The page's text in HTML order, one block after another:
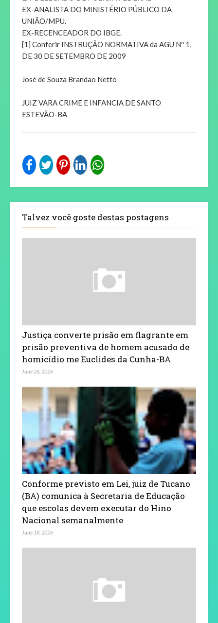
EX-ANALISTA DO MINISTÉRIO PÚBLICO DA
UNIÃO/MPU.
EX-RECENCEADOR DO IBGE.
[1] Conferir INSTRUÇÃO NORMATIVA da AGU Nº 1,
DE 30 DE SETEMBRO DE 2009
José de Souza Brandao Netto
JUIZ VARA CRIME E INFANCIA DE SANTO
ESTEVÃO-BA
Talvez você goste destas postagens
Justiça converte prisão em flagrante em
prisão preventiva de homem acusado de
homicídio me Euclides da Cunha-BA
June 26, 2026
Conforme previsto em Lei, juiz de Tucano
(BA) comunica à Secretaria de Educação
que escolas devem executar do Hino
Nacional semanalmente
June 18, 2026